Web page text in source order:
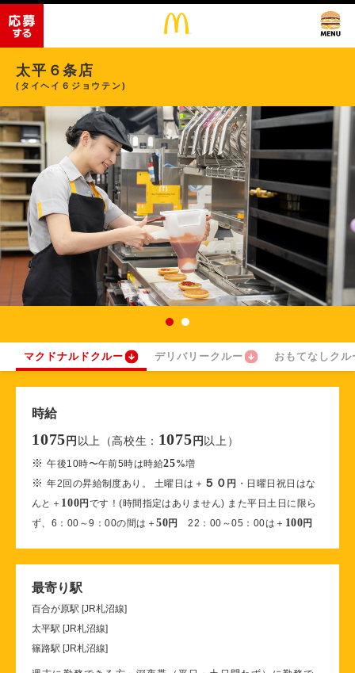
太平６条店
(タイヘイ６ジョウテン)
マクドナルドクルー デリバリークルー おもてなしクル
時給
1075 円 以上（高校生： 1075 円 以上）
※午後10時〜午前5時は時給25%増
※年2回の昇給制度あり。 土曜日は＋ ５０ 円 ・日曜日祝日はな
んと＋ 100円です！(時間指定はありません) また平日土日に限ら
ず、6：00～9：00の間は＋50円 22：00～05：00は＋ 100円
最寄り駅
百合が原駅 [JR札沼線]
太平駅 [JR札沼線]
篠路駅 [JR札沼線]